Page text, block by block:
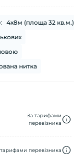
4х8м (площа 32 кв.м.)
нитка
За тарифами
перевізника
перевізника